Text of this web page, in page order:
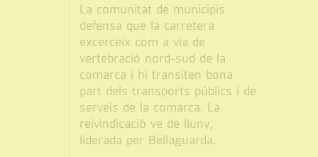
La comunitat de municipis
defensa que la carretera
excerceix com a via de
vertebració nord-sud de la
comarca i hi transiten bona
part dels transports públics i de
serveis de la comarca. La
reivindicació ve de lluny,
liderada per Bellaguarda.